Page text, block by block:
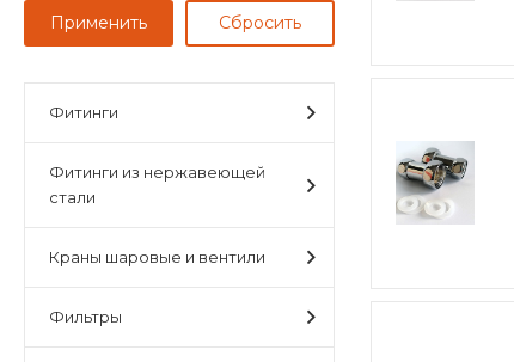
Фитинги
Фитинги из нержавеющей
стали
Краны шаровые и вентили
Фильтры